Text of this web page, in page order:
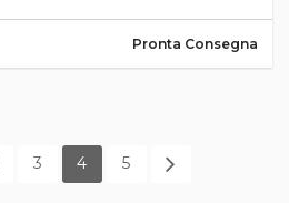
Pronta Consegna
3 4 5